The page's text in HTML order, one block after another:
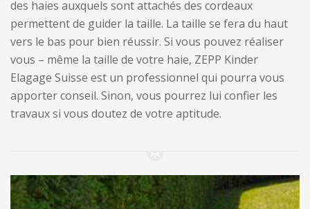
des haies auxquels sont attachés des cordeaux
permettent de guider la taille. La taille se fera du haut
vers le bas pour bien réussir. Si vous pouvez réaliser
vous – même la taille de votre haie, ZEPP Kinder
Elagage Suisse est un professionnel qui pourra vous
apporter conseil. Sinon, vous pourrez lui confier les
travaux si vous doutez de votre aptitude.